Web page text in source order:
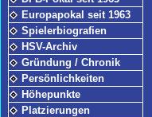
Europapokal seit 1963
Spielerbiografien
HSV-Archiv
Gründung / Chronik
Persönlichkeiten
Höhepunkte
Platzierungen